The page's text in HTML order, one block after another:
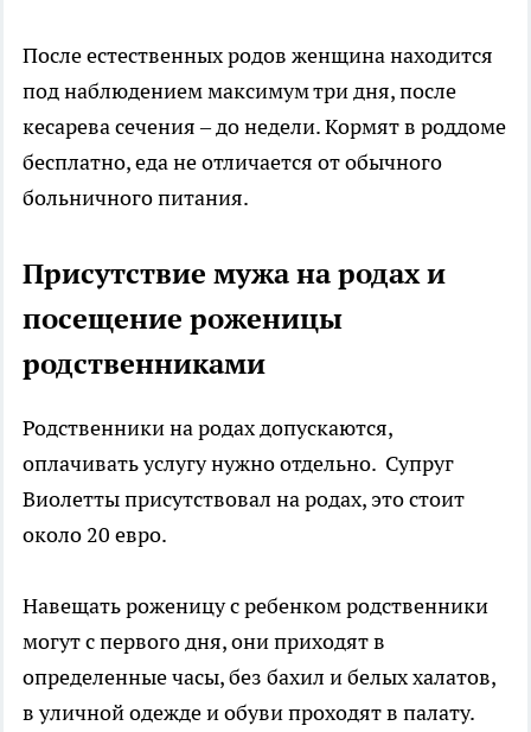
После естественных родов женщина находится
под наблюдением максимум три дня, после
кесарева сечения – до недели. Кормят в роддоме
бесплатно, еда не отличается от обычного
больничного питания.
Присутствие мужа на родах и
посещение роженицы
родственниками
Родственники на родах допускаются,
оплачивать услугу нужно отдельно. Супруг
Виолетты присутствовал на родах, это стоит
около 20 евро.
Навещать роженицу с ребенком родственники
могут с первого дня, они приходят в
определенные часы, без бахил и белых халатов,
в уличной одежде и обуви проходят в палату.